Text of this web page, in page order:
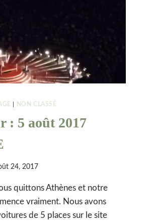
NON CLASSÉ
: 5 août 2017
24, 2017
quittons Athènes et notre
vraiment. Nous avons
de 5 places sur le site